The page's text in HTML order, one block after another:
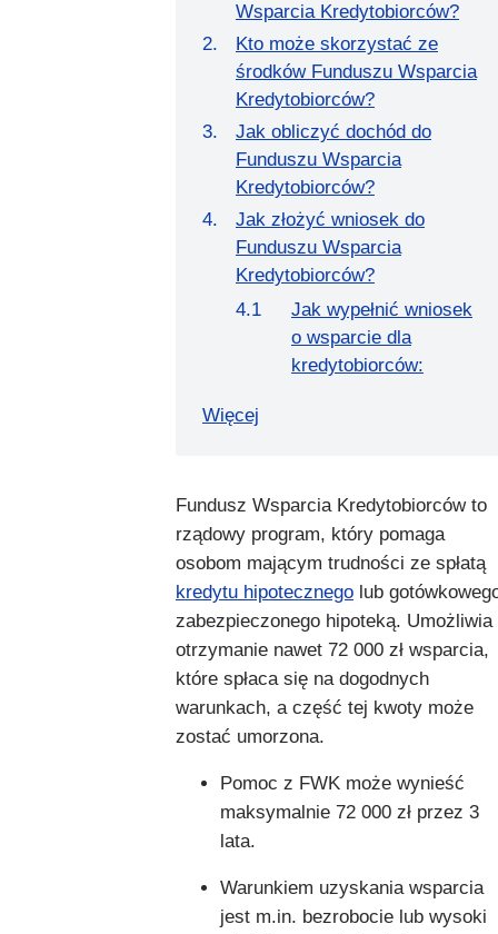
Wsparcia Kredytobiorców?
Kto może skorzystać ze
środków Funduszu Wsparcia
Kredytobiorców?
Jak obliczyć dochód do
Funduszu Wsparcia
Kredytobiorców?
Jak złożyć wniosek do
Funduszu Wsparcia
Kredytobiorców?
Jak wypełnić wniosek
o wsparcie dla
kredytobiorców:
Więcej
Fundusz Wsparcia Kredytobiorców to
rządowy program, który pomaga
osobom mającym trudności ze spłatą
kredytu hipotecznego lub
zabezpieczonego hipoteką. Umożliwia
otrzymanie nawet 72 000 zł wsparcia,
które spłaca się na dogodnych
warunkach, a część tej kwoty może
zostać umorzona.
Pomoc z FWK może wynieść
maksymalnie 72 000 zł przez 3
lata.
Warunkiem uzyskania wsparcia
jest m.in. bezrobocie lub wysoki